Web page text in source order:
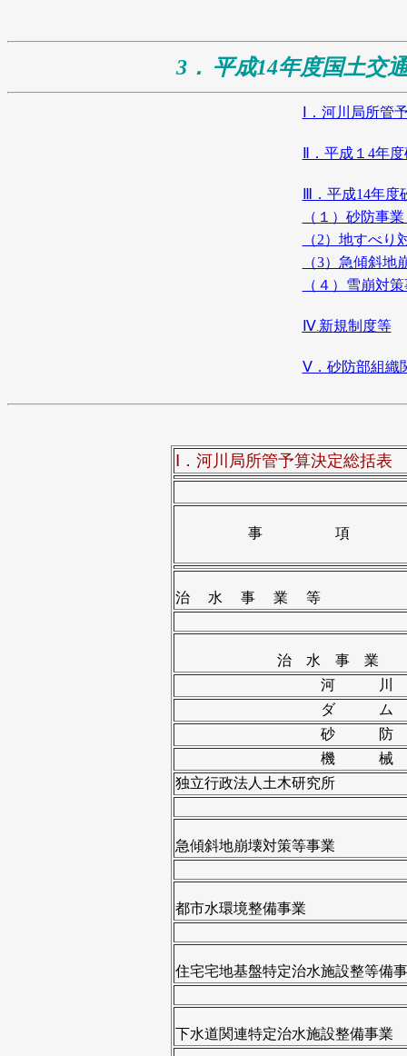
3． 平成14年度国土交
Ⅰ．河川局所管
Ⅱ．平成１4年
Ⅲ．平成14年
（１）砂防事
（2）地すべり
（3）急傾斜地
（４）雪崩対
Ⅳ.新規制度等
Ⅴ．砂防部組織
Ⅰ．河川局所管予算決定総括表
事 項
治 水 事 業 等
治 水 事 業
河 川
ダ ム
砂 防
機 械
独立行政法人土木研究所
急傾斜地崩壊対策等事業
都市水環境整備事業
住宅宅地基盤特定治水施設整等備
下水道関連特定治水施設整備事業